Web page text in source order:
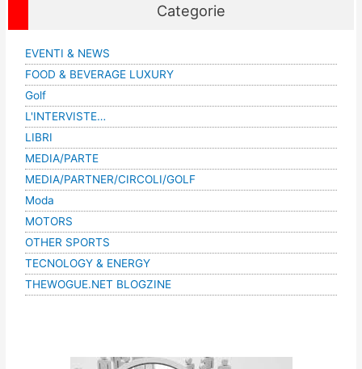
Categorie
EVENTI & NEWS
FOOD & BEVERAGE LUXURY
Golf
L'INTERVISTE…
LIBRI
MEDIA/PARTE
MEDIA/PARTNER/CIRCOLI/GOLF
Moda
MOTORS
OTHER SPORTS
TECNOLOGY & ENERGY
THEWOGUE.NET BLOGZINE